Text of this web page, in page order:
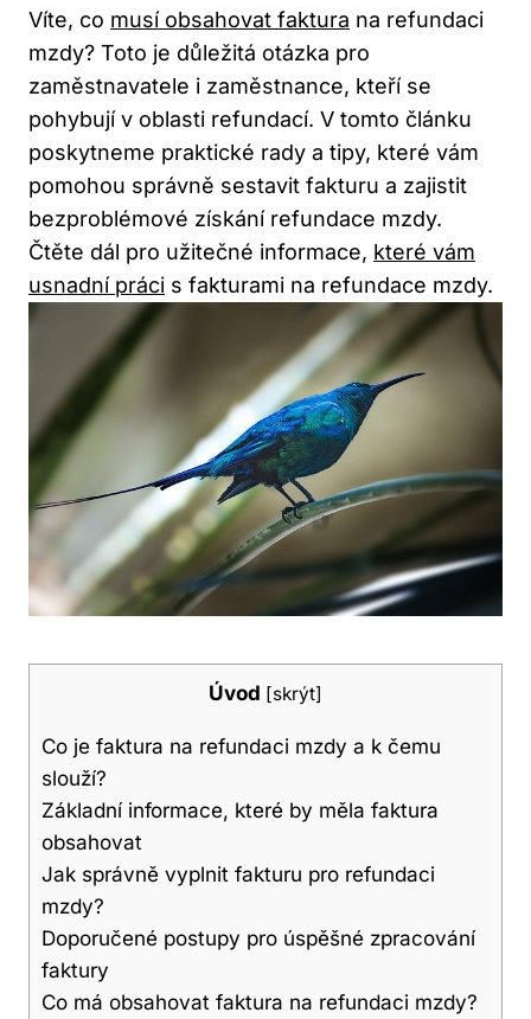
Víte, co musí obsahovat faktura na refundaci
mzdy? Toto je důležitá otázka pro
zaměstnavatele i zaměstnance, kteří se
pohybují v oblasti refundací. V tomto článku
poskytneme praktické rady a tipy, které vám
pomohou správně sestavit fakturu a zajistit
bezproblémové získání refundace mzdy.
Čtěte dál pro užitečné informace, které vám
usnadní práci s fakturami na refundace mzdy.
Úvod [skrýt]
Co je faktura na refundaci mzdy a k čemu
slouží?
Základní informace, které by měla faktura
obsahovat
Jak správně vyplnit fakturu pro refundaci
mzdy?
Doporučené postupy pro úspěšné zpracování
faktury
Co má obsahovat faktura na refundaci mzdy?